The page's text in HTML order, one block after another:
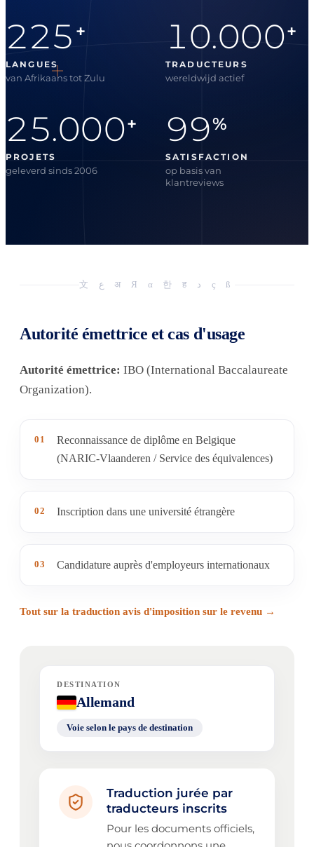
225 +
LANGUES
van Afrikaans tot Zulu
10.000+
TRADUCTEURS
wereldwijd actief
25.000+
PROJETS
geleverd sinds 2006
99%
SATISFACTION
op basis van
klantreviews
文 ع अ Я α 한 ह د ç ß
Autorité émettrice et cas d'usage
Autorité émettrice: IBO (International Baccalaureate
Organization).
01
Reconnaissance de diplôme en Belgique
(NARIC-Vlaanderen / Service des équivalences)
02 Inscription dans une université étrangère
03 Candidature auprès d'employeurs internationaux
Tout sur la traduction avis d'imposition sur le revenu →
DESTINATION
Allemand
Voie selon le pays de destination
Traduction jurée par
traducteurs inscrits
Pour les documents officiels,